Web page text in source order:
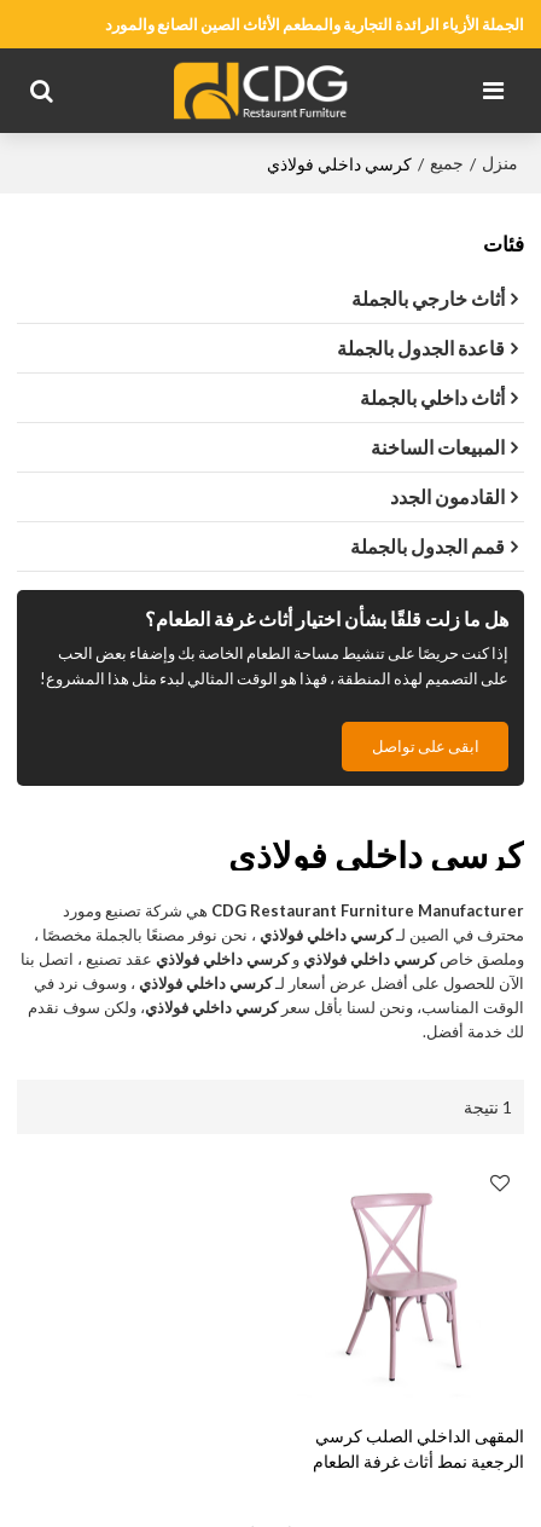
الجملة الأزياء الرائدة التجارية والمطعم الأثاث الصين الصانع والمورد
منزل / جميع / كرسي داخلي فولاذي
فئات
أثاث خارجي بالجملة
قاعدة الجدول بالجملة
أثاث داخلي بالجملة
المبيعات الساخنة
القادمون الجدد
قمم الجدول بالجملة
هل ما زلت قلقًا بشأن اختيار أثاث غرفة الطعام؟
إذا كنت حريصًا على تنشيط مساحة الطعام الخاصة بك وإضفاء بعض الحب
على التصميم لهذه المنطقة ، فهذا هو الوقت المثالي لبدء مثل هذا المشروع!
ابقى على تواصل
كرسي داخلي فولاذي
CDG Restaurant Furniture Manufacturer هي شركة تصنيع ومورد
محترف في الصين لـكرسي داخلي فولاذي ، نحن نوفر مصنعًا بالجملة مخصصًا ،
وملصق خاصكرسي داخلي فولاذي وكرسي داخلي فولاذي عقد تصنيع ، اتصل بنا
الآن للحصول على أفضل عرض أسعار لـكرسي داخلي فولاذي ، وسوف نرد في
الوقت المناسب، ونحن لسنا بأقل سعركرسي داخلي فولاذي، ولكن سوف نقدم
لك خدمة أفضل.
1 نتيجة
المقهى الداخلي الصلب كرسي
الرجعية نمط أثاث غرفة الطعام